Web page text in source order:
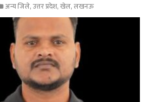
अन्य जिले,उत्तर प्रदेश,खेल,लखनऊ